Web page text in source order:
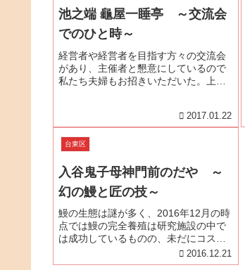
池之端 龜屋一睡亭 ～交流会
でのひと時～
経営者や経営者を目指す方々の交流会
があり、主催者と懇意にしているので
私たち夫婦もお招きいただいた。上
江戸時代から続く最中の皮を造る和菓
子屋さんから1950年に料理店に転業
し...
2017.01.22
台東区
入谷鬼子母神門前のだや ～
幻の鰻と匠の技～
鰻の生態は謎が多く、2016年12月の時
点では鰻の完全養殖は研究施設の中で
は成功しているものの、未だにコスト
に見合う商業化は実現していない。だ
から現在は鰻の養殖はシラスウナギ
2016.12.21